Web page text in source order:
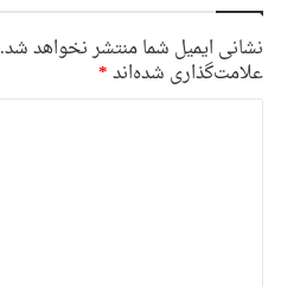
نشانی ایمیل شما منتشر نخواهد شد.
علامت‌گذاری شده‌اند*